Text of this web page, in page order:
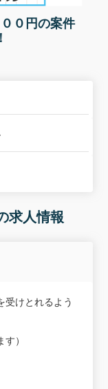
０円の案件
求人情報
受けとれるよう
）